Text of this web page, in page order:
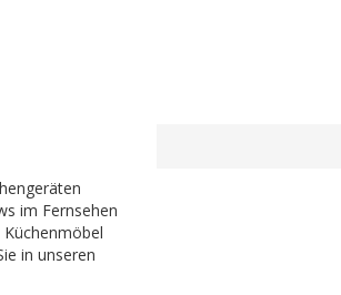
im Fernsehen
in unseren